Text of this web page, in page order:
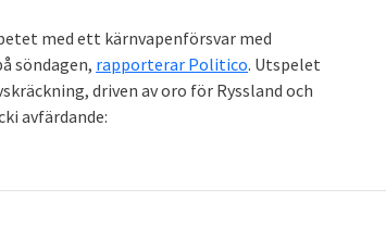
med ett kärnvapenförsvar med
söndagen, rapporterar Politico. Utspelet
driven av oro för Ryssland och
avfärdande: